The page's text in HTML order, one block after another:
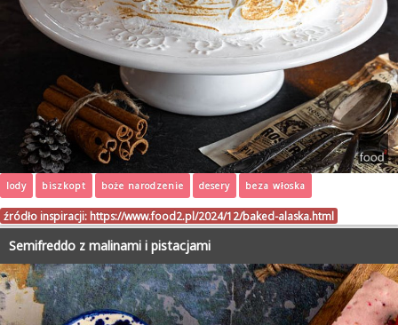
lody biszkopt boże narodzenie desery beza włoska
źródło inspiracji: https://www.food2.pl/2024/12/baked-alaska.html
Semifreddo z malinami i pistacjami